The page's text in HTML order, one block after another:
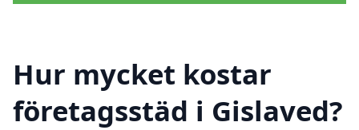
Hur mycket kostar
företagsstäd i Gislaved?